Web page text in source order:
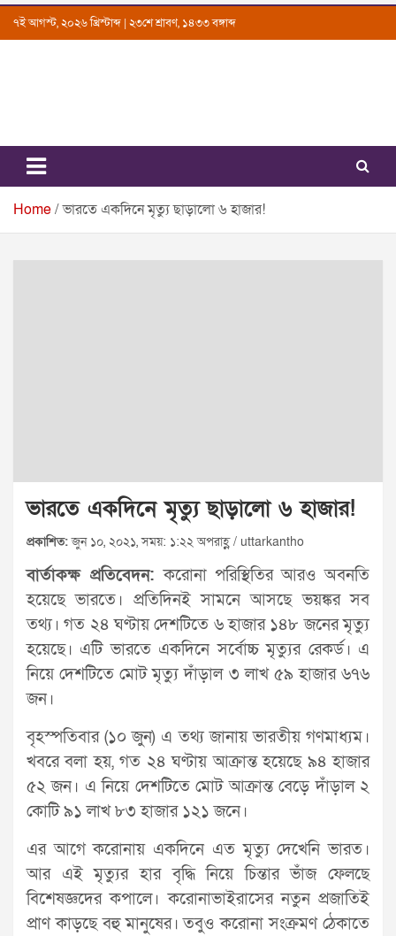
Skip৭ই আগস্ট, ২০২৬ খ্রিস্টাব্দ | ২৩শে শ্রাবণ, ১৪৩৩ বঙ্গাব্দ
Uttarkantho
News Portal
Home ভারতে একদিনে মৃত্যু ছাড়ালো ৬ হাজার!
ভারতে একদিনে মৃত্যু ছাড়ালো ৬ হাজার!
প্রকাশিত:জুন ১০, ২০২১, সময়: ১:২২ অপরাহ্ণ / uttarkantho
বার্তাকক্ষ প্রতিবেদন:করোনা পরিস্থিতির আরও অবনতি
হয়েছে ভারতে। প্রতিদিনই সামনে আসছে ভয়ঙ্কর সব
তথ্য। গত ২৪ ঘণ্টায় দেশটিতে ৬ হাজার ১৪৮ জনের মৃত্যু
হয়েছে। এটি ভারতে একদিনে সর্বোচ্চ মৃত্যুর রেকর্ড। এ
নিয়ে দেশটিতে মোট মৃত্যু দাঁড়াল ৩ লাখ ৫৯ হাজার ৬৭৬
জন।
বৃহস্পতিবার (১০ জুন) এ তথ্য জানায় ভারতীয় গণমাধ্যম।
খবরে বলা হয়, গত ২৪ ঘণ্টায় আক্রান্ত হয়েছে ৯৪ হাজার
৫২ জন। এ নিয়ে দেশটিতে মোট আক্রান্ত বেড়ে দাঁড়াল ২
কোটি ৯১ লাখ ৮৩ হাজার ১২১ জনে।
এর আগে করোনায় একদিনে এত মৃত্যু দেখেনি ভারত।
আর এই মৃত্যুর হার বৃদ্ধি নিয়ে চিন্তার ভাঁজ ফেলছে
বিশেষজ্ঞদের কপালে। করোনাভাইরাসের নতুন প্রজাতিই
প্রাণ কাড়ছে বহু মানুষের। তবুও করোনা সংক্রমণ ঠেকাতে